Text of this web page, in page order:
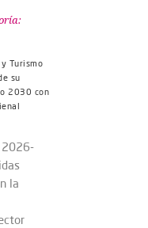
Turismo
su
2030 con
2026-
la